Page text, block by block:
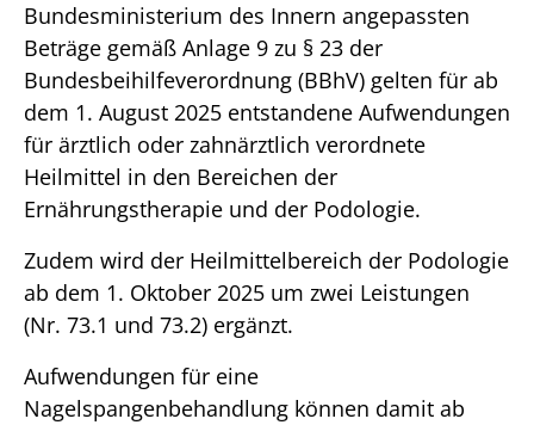
Bundesministerium des Innern angepassten
Beträge gemäß Anlage 9 zu § 23 der
Bundesbeihilfeverordnung (BBhV) gelten für ab
dem 1. August 2025 entstandene Aufwendungen
für ärztlich oder zahnärztlich verordnete
Heilmittel in den Bereichen der
Ernährungstherapie und der Podologie.
Zudem wird der Heilmittelbereich der Podologie
ab dem 1. Oktober 2025 um zwei Leistungen
(Nr. 73.1 und 73.2) ergänzt.
Aufwendungen für eine
Nagelspangenbehandlung können damit ab